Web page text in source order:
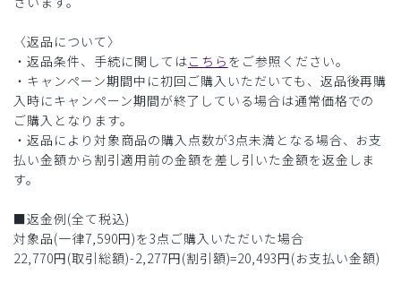
〈返品について〉
・返品条件、手続に関してはこちら をご参照ください。
・キャンペーン期間中に初回ご購入いただいても、返品後再購
入時にキャンペーン期間が終了している場合は通常価格での
ご購入となります。
・返品により対象商品の購入点数が3点未満となる場合、お支
払い金額から割引適用前の金額を差し引いた金額を返金しま
す。
■返金例(全て税込)
対象品(一律7,590円)を3点ご購入いただいた場合
22,770円(取引総額)-2,277円(割引額)=20,493円(お支払い金額)